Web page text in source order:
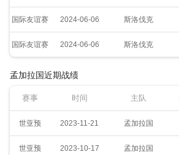
国际友谊赛 2024-06-06 斯洛伐克
国际友谊赛 2024-06-06 斯洛伐克
孟加拉国近期战绩
赛事 时间 主队
世亚预 2023-11-21 孟加拉国
世亚预 2023-10-17 孟加拉国